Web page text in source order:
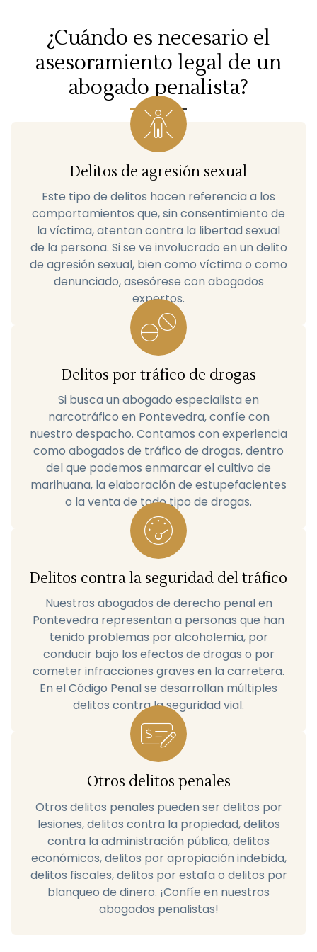
¿Cuándo es necesario el
asesoramiento legal de un
abogado penalista?
Delitos de agresión sexual
Este tipo de delitos hacen referencia a los
comportamientos que, sin consentimiento de
la víctima, atentan contra la libertad sexual
de la persona. Si se ve involucrado en un delito
de agresión sexual, bien como víctima o como
denunciado, asesórese con abogados
expertos.
Delitos por tráfico de drogas
Si busca un abogado especialista en
narcotráfico en Pontevedra, confíe con
nuestro despacho. Contamos con experiencia
como abogados de tráfico de drogas, dentro
del que podemos enmarcar el cultivo de
marihuana, la elaboración de estupefacientes
o la venta de todo tipo de drogas.
Delitos contra la seguridad del tráfico
Nuestros abogados de derecho penal en
Pontevedra representan a personas que han
tenido problemas por alcoholemia, por
conducir bajo los efectos de drogas o por
cometer infracciones graves en la carretera.
En el Código Penal se desarrollan múltiples
delitos contra la seguridad vial.
Otros delitos penales
Otros delitos penales pueden ser delitos por
lesiones, delitos contra la propiedad, delitos
contra la administración pública, delitos
económicos, delitos por apropiación indebida,
delitos fiscales, delitos por estafa o delitos por
blanqueo de dinero. ¡Confíe en nuestros
abogados penalistas!